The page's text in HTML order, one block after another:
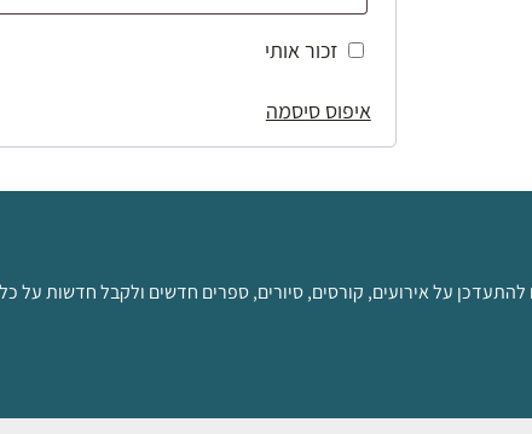
זכור אותי
איפוס סיסמה
להתעדכן על אירועים, קורסים, סיורים, ספרים חדשים ולקבל חדשות על